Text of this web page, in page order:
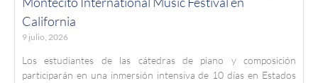
California
9 julio, 2026
Los estudiantes de las cátedras de piano y composición
participarán en una inmersión intensiva de 10 días en Estados